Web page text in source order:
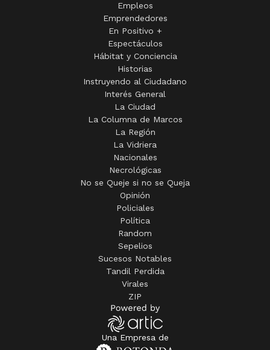
Empleos
Emprendedores
En Positivo +
Espectáculos
Hábitat y Conciencia
Historias
Instruyendo al Ciudadano
Interés General
La Ciudad
La Columna de Marcos
La Región
La Vidriera
Nacionales
Necrológicas
No se Queje si no se Queja
Opinión
Policiales
Política
Random
Sepelios
Sucesos Notables
Tandil Perdida
Virales
ZIP
Una Empresa de